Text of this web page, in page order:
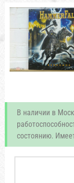
В наличии в
состоянию.